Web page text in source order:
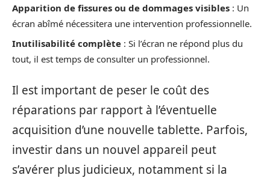
Apparition de fissures ou de dommages visibles : Un
écran abîmé nécessitera une intervention professionnelle.
Inutilisabilité complète : Si l’écran ne répond plus du
tout, il est temps de consulter un professionnel.
Il est important de peser le coût des
réparations par rapport à l’éventuelle
acquisition d’une nouvelle tablette. Parfois,
investir dans un nouvel appareil peut
s’avérer plus judicieux, notamment si la